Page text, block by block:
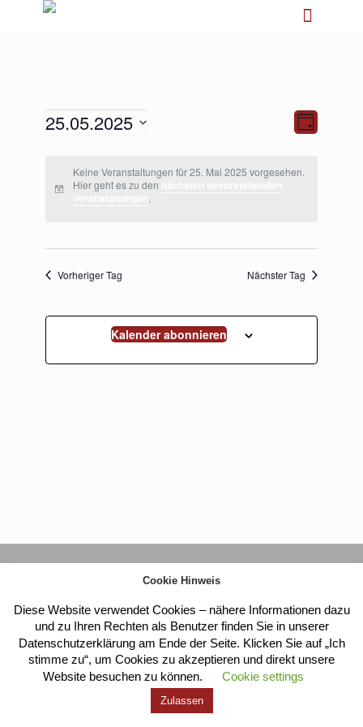
Ansichten-
Navigation
Ansichten-
Tag
25.05.2025
wählen.Keine Veranstaltungen für 25. Mai 2025 vorgesehen.
Hier geht es zu den
.
Vorheriger Tag Nächster Tag
Kalender abonnieren
Kloster Heilig Kreuz |Impressum
Cookie Hinweis
Diese Website verwendet Cookies – nähere Informationen dazu
und zu Ihren Rechten als Benutzer finden Sie in unserer
Datenschutzerklärung am Ende der Seite. Klicken Sie auf „Ich
stimme zu“, um Cookies zu akzeptieren und direkt unsere
Website besuchen zu können.
Cookie settings
Zulassen